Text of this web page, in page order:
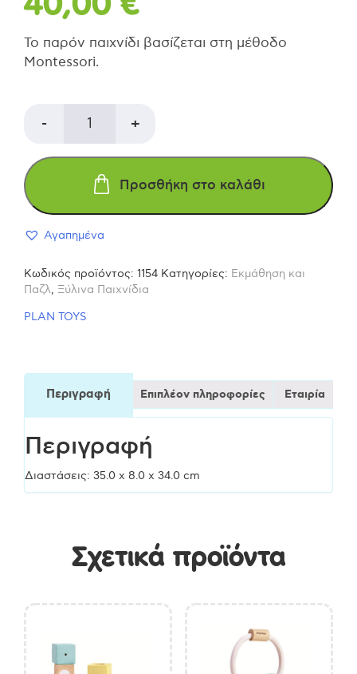
Το παρόν παιχνίδι βασίζεται στη μέθοδο
Montessori.
- PLAN
TOYS
μεγάλος
1154
Ξύλινο
ποσότητα
+
Προσθήκη στο καλάθι
Αγαπημένα
Κωδικός προϊόντος: 1154 Κατηγορίες: Εκμάθηση και
Παζλ, Ξύλινα Παιχνίδια
PLAN TOYS
Περιγραφή Επιπλέον πληροφορίες Εταιρία
Περιγραφή
Διαστάσεις: 35.0 x 8.0 x 34.0 cm
Σχετικά προϊόντα